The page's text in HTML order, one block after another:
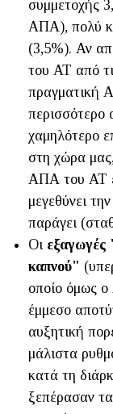
συμμετοχής
ΑΠΑ), πολύ
(3,5%). Αν
του ΑΤ από
πραγματική
χαμηλότερο
στη χώρα
ΑΠΑ του ΑΤ
μεγεθύνει
παράγει
Οι εξαγωγές
καπνού"
οποίο όμως ο
έμμεσο
αυξητική
μάλιστα
κατά τη
ξεπέρασαν